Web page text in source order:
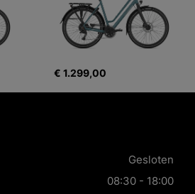
€ 1.299,00
Gesloten
08:30 - 18:00